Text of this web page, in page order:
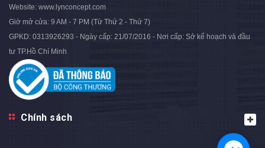
Website: www.lynconcept.com
Giờ mở cửa: 9 AM - 7 PM (Từ Thứ 2 - Thứ 7)
GPKD: 0313926293 - Ngày cấp: 21/07/2016 - Nơi cấp: Sở kế hoạch và đầu
tư TP.Hồ Chí Minh
Chính sách